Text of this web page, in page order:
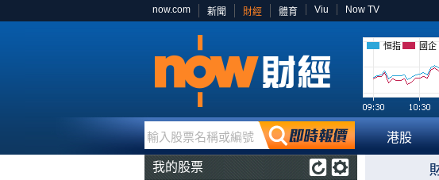
now.com 新聞 財經 體育 Viu Now TV
恒指 國企
輸入股票名稱或編號 港股
我的股票